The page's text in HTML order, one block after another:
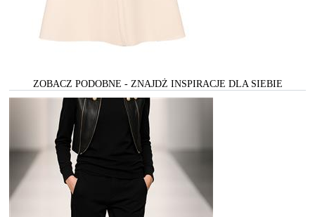
ZOBACZ PODOBNE - ZNAJDŻ INSPIRACJE DLA SIEBIE